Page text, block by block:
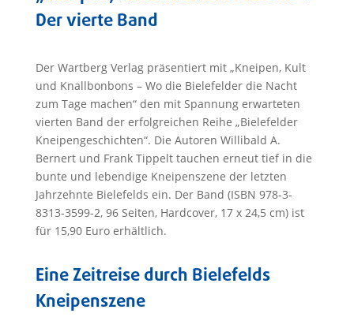
Der vierte Band
Der Wartberg Verlag präsentiert mit „Kneipen, Kult
und Knallbonbons – Wo die Bielefelder die Nacht
zum Tage machen“ den mit Spannung erwarteten
vierten Band der erfolgreichen Reihe „Bielefelder
Kneipengeschichten“. Die Autoren Willibald A.
Bernert und Frank Tippelt tauchen erneut tief in die
bunte und lebendige Kneipenszene der letzten
Jahrzehnte Bielefelds ein. Der Band (ISBN 978-3-
8313-3599-2, 96 Seiten, Hardcover, 17 x 24,5 cm) ist
für 15,90 Euro erhältlich.
Eine Zeitreise durch Bielefelds
Kneipenszene